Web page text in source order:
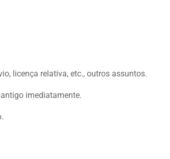
licença relativa, etc., outros assuntos.
imediatamente.